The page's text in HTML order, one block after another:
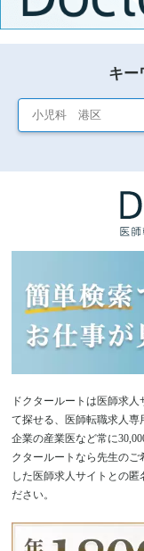
転職エージェ
ドクタールートは医
トドクターズキャリ
転職エージェント紹
ドットコムなどの転
素早く簡単に信頼で
WEBサイトの品質の
っております。
信頼され、検
組み
ドクタールートは医
や、医師転職エージ
キー
ドクタールートは医師求
て探せる、医師転職求人
企業の産業医など常に
クタールートなら先生の
した医師求人サイトとの
ださい。